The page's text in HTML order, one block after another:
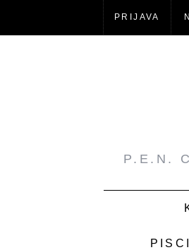
PRIJAVA
P.E.N.